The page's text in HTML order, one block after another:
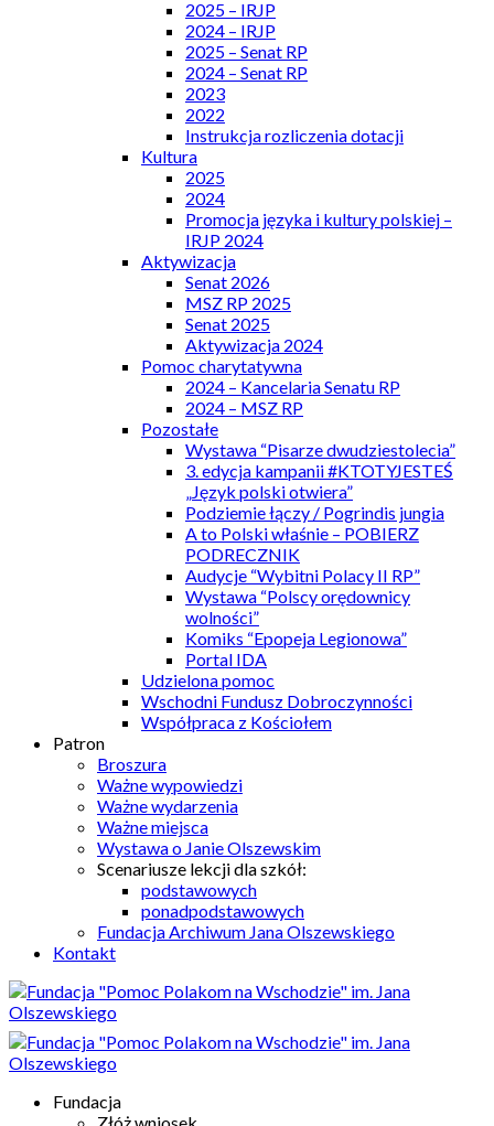
2025 – IRJP
2024 – IRJP
2025 – Senat RP
2024 – Senat RP
2023
2022
Instrukcja rozliczenia dotacji
Kultura
2025
2024
Promocja języka i kultury polskiej –
IRJP 2024
Aktywizacja
Senat 2026
MSZ RP 2025
Senat 2025
Aktywizacja 2024
Pomoc charytatywna
2024 – Kancelaria Senatu RP
2024 – MSZ RP
Pozostałe
Wystawa “Pisarze dwudziestolecia”
3. edycja kampanii #KTOTYJESTEŚ
„Język polski otwiera”
Podziemie łączy / Pogrindis jungia
A to Polski właśnie – POBIERZ
PODRECZNIK
Audycje “Wybitni Polacy II RP”
Wystawa “Polscy orędownicy
wolności”
Komiks “Epopeja Legionowa”
Portal IDA
Udzielona pomoc
Wschodni Fundusz Dobroczynności
Współpraca z Kościołem
Patron
Broszura
Ważne wypowiedzi
Ważne wydarzenia
Ważne miejsca
Wystawa o Janie Olszewskim
Scenariusze lekcji dla szkół:
podstawowych
ponadpodstawowych
Fundacja Archiwum Jana Olszewskiego
Kontakt
Fundacja